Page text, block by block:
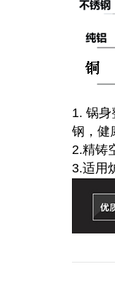
1. 锅
钢，健
2.精铸
3.适用